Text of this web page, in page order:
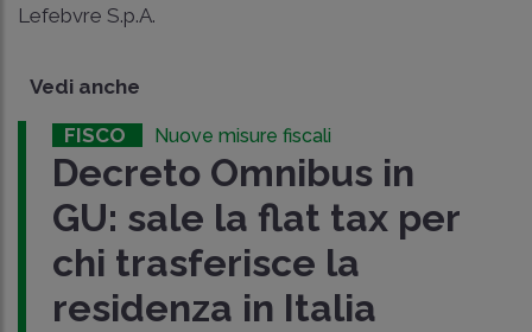
Lefebvre S.p.A.
Vedi anche
FISCO Nuove misure fiscali
Decreto Omnibus in
GU: sale la flat tax per
chi trasferisce la
residenza in Italia